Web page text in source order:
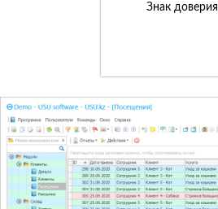
Знак доверия